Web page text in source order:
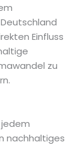
Einfluss
zu
nachhaltiges